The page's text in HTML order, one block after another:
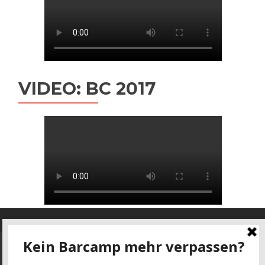
VIDEO: BC 2017
Datenschutz-Impressum